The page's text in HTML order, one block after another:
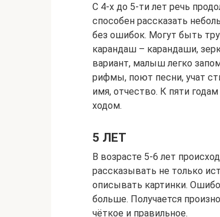
С 4-х до 5-ти лет речь
способен рассказать
без ошибок. Могут быть
карандаш – карандаши,
вариант, малыш легко
рифмы, поют песни, учат
имя, отчество. К пяти
ходом.
5 ЛЕТ
В возрасте 5-6 лет
рассказывать не только
описывать картинки.
больше. Получается
чёткое и правильное.